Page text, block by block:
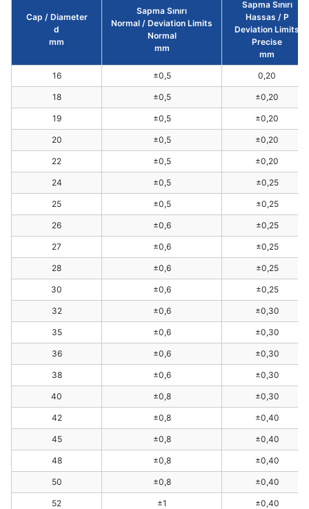
Cap / Diameter
d
mm
Sapma Sınırı
Normal / Deviation Limits
Normal
mm
Sapma Sınırı
Hassas / P
Deviation Limits
Precise
mm
16 ±0,5 0,20
18 ±0,5 ±0,20
19 ±0,5 ±0,20
20 ±0,5 ±0,20
22 ±0,5 ±0,20
24 ±0,5 ±0,25
25 ±0,5 ±0,25
26 ±0,6 ±0,25
27 ±0,6 ±0,25
28 ±0,6 ±0,25
30 ±0,6 ±0,25
32 ±0,6 ±0,30
35 ±0,6 ±0,30
36 ±0,6 ±0,30
38 ±0,6 ±0,30
40 ±0,8 ±0,30
42 ±0,8 ±0,40
45 ±0,8 ±0,40
48 ±0,8 ±0,40
50 ±0,8 ±0,40
52 ±1 ±0,40